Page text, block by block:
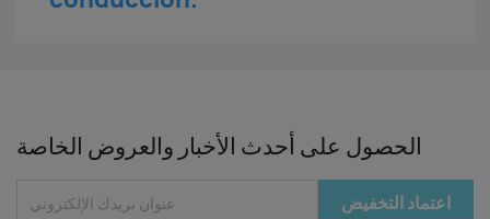
الحصول على أحدث الأخبار والعروض الخاصة